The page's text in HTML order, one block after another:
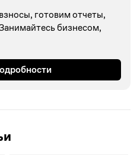
готовим отчеты,
бизнесом,